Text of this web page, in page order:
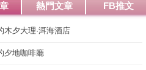
熱門文章 FB推文
木夕大理·洱海酒店
夕地咖啡廳